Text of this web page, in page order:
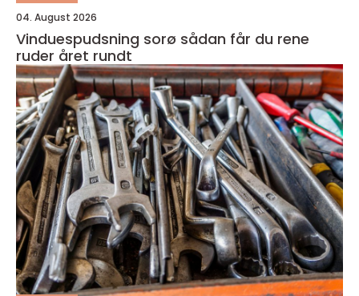
04. August 2026
Vinduespudsning sorø sådan får du rene
ruder året rundt